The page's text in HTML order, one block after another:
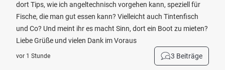
dort Tips, wie ich angeltechnisch vorgehen kann, speziell für
Fische, die man gut essen kann? Vielleicht auch Tintenfisch
und Co? Und meint ihr es macht Sinn, dort ein Boot zu mieten?
Liebe Grüße und vielen Dank im Voraus
vor 1 Stunde 3 Beiträge